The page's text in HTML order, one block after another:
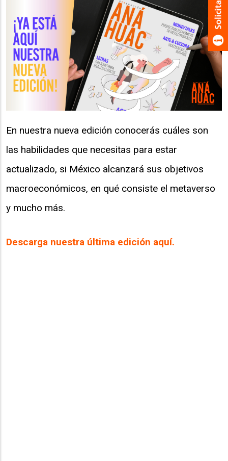
En nuestra nueva edición conocerás cuáles son
las habilidades que necesitas para estar
actualizado, si México alcanzará sus objetivos
macroeconómicos, en qué consiste el metaverso
y mucho más.
Descarga nuestra última edición aquí.